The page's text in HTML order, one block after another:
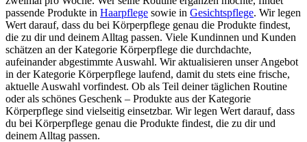
passende Produkte in Haarpflege sowie in Gesichtspflege. Wir legen
Wert darauf, dass du bei Körperpflege genau die Produkte findest,
die zu dir und deinem Alltag passen. Viele Kundinnen und Kunden
schätzen an der Kategorie Körperpflege die durchdachte,
aufeinander abgestimmte Auswahl. Wir aktualisieren unser Angebot
in der Kategorie Körperpflege laufend, damit du stets eine frische,
aktuelle Auswahl vorfindest. Ob als Teil deiner täglichen Routine
oder als schönes Geschenk – Produkte aus der Kategorie
Körperpflege sind vielseitig einsetzbar. Wir legen Wert darauf, dass
du bei Körperpflege genau die Produkte findest, die zu dir und
deinem Alltag passen.